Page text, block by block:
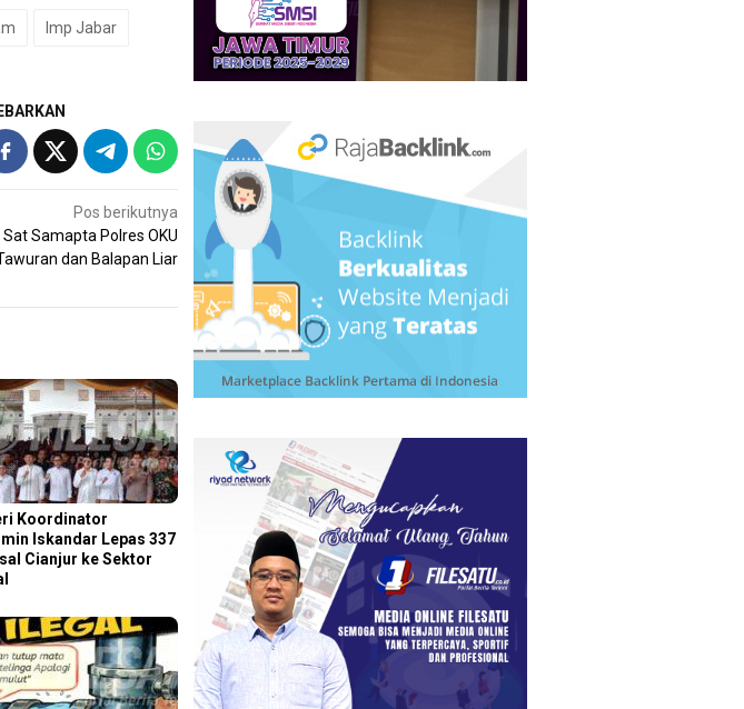
lmp Jabar
Pos berikutnya
Samapta Polres OKU
dan Balapan Liar
Koordinator
Iskandar Lepas 337
Cianjur ke Sektor